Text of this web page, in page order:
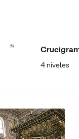
4 niveles